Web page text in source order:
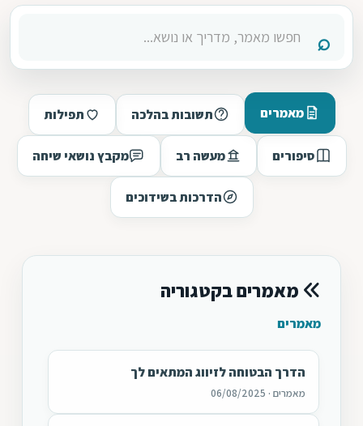
מאמרים תשובות בהלכה תפילות
סיפורים מעשה רב מקבץ נושאי שיחה
הדרכות בשידוכים
מאמרים בקטגוריה
מאמרים
הדרך הבטוחה לזיווג המתאים לך
מאמרים · 06/08/2025